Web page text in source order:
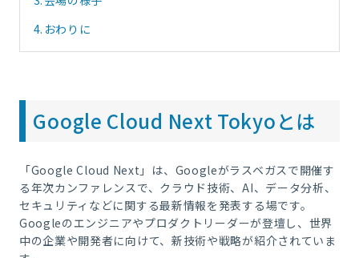
4. おわりに
Google Cloud Next Tokyoとは
「Google Cloud Next」は、Googleがラスベガスで開催す
る年次カンファレンスで、クラウド技術、AI、データ分析、
セキュリティなどに関する最新情報を発表する場です。
Googleのエンジニアやプロダクトリーダーが登壇し、世界
中の企業や開発者に向けて、新技術や戦略が紹介されていま